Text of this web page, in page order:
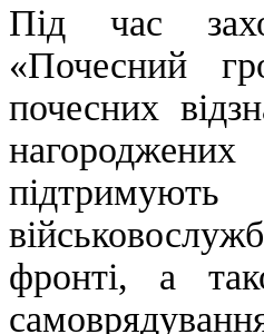
Під час
«Почесний
почесних
фронті, а